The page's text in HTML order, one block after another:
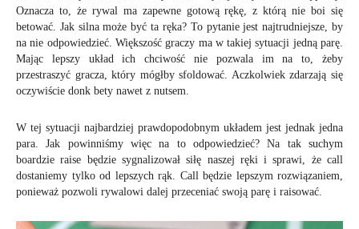
Oznacza to, że rywal ma zapewne gotową rękę, z którą nie boi się
betować. Jak silna może być ta ręka? To pytanie jest najtrudniejsze, by
na nie odpowiedzieć. Większość graczy ma w takiej sytuacji jedną parę.
Mając lepszy układ ich chciwość nie pozwala im na to, żeby
przestraszyć gracza, który mógłby sfoldować. Aczkolwiek zdarzają się
oczywiście donk bety nawet z nutsem.
W tej sytuacji najbardziej prawdopodobnym układem jest jednak jedna
para. Jak powinniśmy więc na to odpowiedzieć? Na tak suchym
boardzie raise będzie sygnalizował siłę naszej ręki i sprawi, że call
dostaniemy tylko od lepszych rąk. Call będzie lepszym rozwiązaniem,
ponieważ pozwoli rywalowi dalej przeceniać swoją parę i raisować.